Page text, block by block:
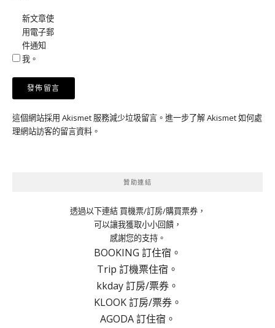
新文章使
用電子郵
件通知
我。
這個網站採用 Akismet 服務減少垃圾留言。 進一步了解 Akismet 如何處
理網站訪客的留言資料 。
贊助連結
透過以下連結 買機票/訂房/購買票券，
可以讓我獲取小小回饋，
感謝您的支持。
BOOKING 訂住宿。
Trip 訂機票住宿。
kkday 訂房/票券。
KLOOK 訂房/票券。
AGODA 訂住宿。